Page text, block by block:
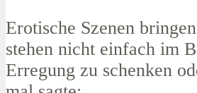
Erotische Szenen
stehen nicht einfach im
Erregung zu schenken